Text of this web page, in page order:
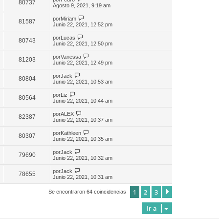
80737
Agosto 9, 2021, 9:19 am
81587 porMiriam
Junio 22, 2021, 12:52 pm
80743 porLucas
Junio 22, 2021, 12:50 pm
81203 porVanessa
Junio 22, 2021, 12:49 pm
80804 porJack
Junio 22, 2021, 10:53 am
80564 porLiz
Junio 22, 2021, 10:44 am
82387 porALEX
Junio 22, 2021, 10:37 am
80307 porKathleen
Junio 22, 2021, 10:35 am
79690 porJack
Junio 22, 2021, 10:32 am
78655 porJack
Junio 22, 2021, 10:31 am
Se encontraron 64 coincidencias 1 2 3
Ir a